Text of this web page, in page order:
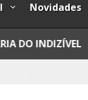
Novidades
A